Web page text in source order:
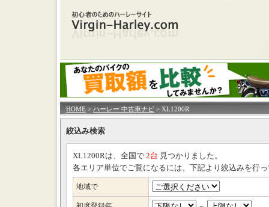
HOME > ハーレー 中古車ナビ > XL1200R
絞込み検索
XL1200Rは、全国で 2台 見つかりました。
各エリア単位でご覧になるには、下記より絞込みを行
地域で